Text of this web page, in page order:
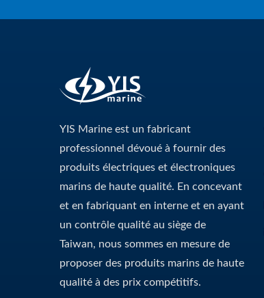
YIS Marine est un fabricant
professionnel dévoué à fournir des
produits électriques et électroniques
marins de haute qualité. En concevant
et en fabriquant en interne et en ayant
un contrôle qualité au siège de
Taiwan, nous sommes en mesure de
proposer des produits marins de haute
qualité à des prix compétitifs.